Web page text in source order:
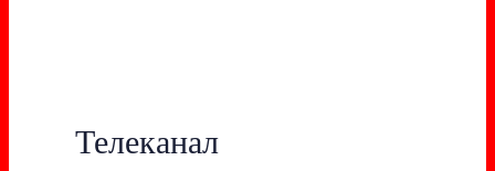
Телеканал